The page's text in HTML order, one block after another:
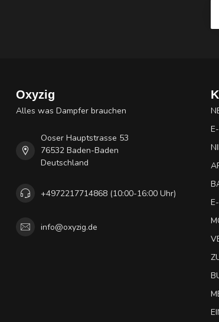
Oxyzig
Alles was Dampfer brauchen
Ooser Hauptstrasse 53
76532 Baden-Baden
Deutschland
+4972217714868 (10:00-16:00 Uhr)
info@oxyzig.de